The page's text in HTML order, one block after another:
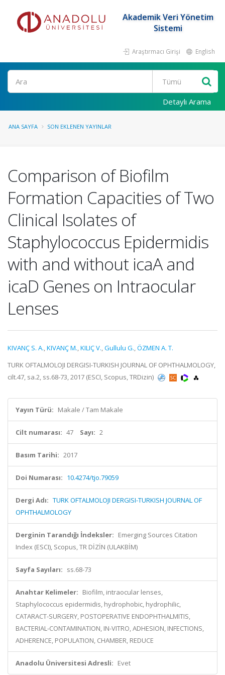
Akademik Veri Yönetim
Sistemi
Araştırmacı Girişi English
Ara
Detaylı Arama
ANA SAYFA SON EKLENEN YAYINLAR
Comparison of Biofilm
Formation Capacities of Two
Clinical Isolates of
Staphylococcus Epidermidis
with and without icaA and
icaD Genes on Intraocular
Lenses
KIVANÇ S. A.,KIVANÇ M.,KILIÇ V.,Gullulu G.,ÖZMEN A. T.
TURK OFTALMOLOJI DERGISI-TURKISH JOURNAL OF OPHTHALMOLOGY,
cilt.47, sa.2, ss.68-73, 2017 (ESCI, Scopus, TRDizin)
Yayın Türü: Makale / Tam Makale
Cilt numarası: 47 Sayı: 2
Basım Tarihi: 2017
Doi Numarası: 10.4274/tjo.79059
Dergi Adı: TURK OFTALMOLOJI DERGISI-TURKISH JOURNAL OF
OPHTHALMOLOGY
Derginin Tarandığı İndeksler: Emerging Sources Citation
Index (ESCI), Scopus, TR DİZİN (ULAKBİM)
Sayfa Sayıları: ss.68-73
Anahtar Kelimeler: Biofilm, intraocular lenses,
Staphylococcus epidermidis, hydrophobic, hydrophilic,
CATARACT-SURGERY, POSTOPERATIVE ENDOPHTHALMITIS,
BACTERIAL-CONTAMINATION, IN-VITRO, ADHESION, INFECTIONS,
ADHERENCE, POPULATION, CHAMBER, REDUCE
Anadolu Üniversitesi Adresli: Evet